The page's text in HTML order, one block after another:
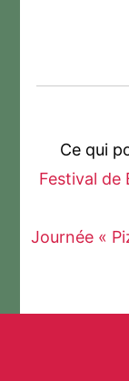
Ce qui
Festival de
Journée «